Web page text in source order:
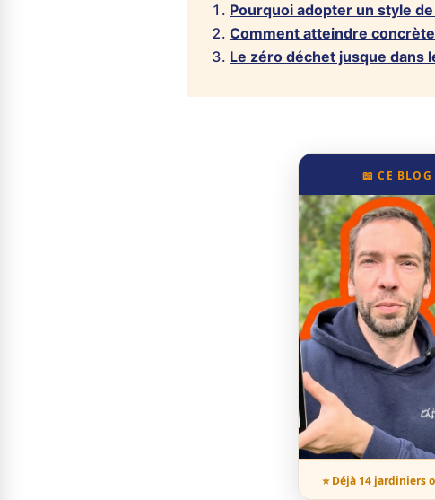
Pourquoi adopter un style
Comment atteindre
Le zéro déchet jusque dans
📖 CE
⭐ Déjà 14 jardiniers